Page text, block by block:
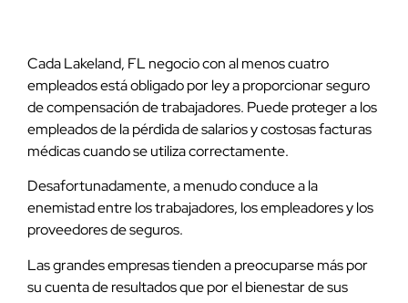
Cada Lakeland, FL negocio con al menos cuatro
empleados está obligado por ley a proporcionar seguro
de compensación de trabajadores. Puede proteger a los
empleados de la pérdida de salarios y costosas facturas
médicas cuando se utiliza correctamente.
Desafortunadamente, a menudo conduce a la
enemistad entre los trabajadores, los empleadores y los
proveedores de seguros.
Las grandes empresas tienden a preocuparse más por
su cuenta de resultados que por el bienestar de sus